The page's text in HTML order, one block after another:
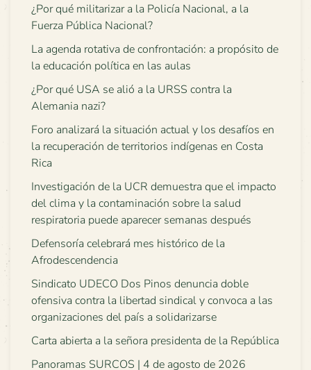
¿Por qué militarizar a la Policía Nacional, a la
Fuerza Pública Nacional?
La agenda rotativa de confrontación: a propósito de
la educación política en las aulas
¿Por qué USA se alió a la URSS contra la
Alemania nazi?
Foro analizará la situación actual y los desafíos en
la recuperación de territorios indígenas en Costa
Rica
Investigación de la UCR demuestra que el impacto
del clima y la contaminación sobre la salud
respiratoria puede aparecer semanas después
Defensoría celebrará mes histórico de la
Afrodescendencia
Sindicato UDECO Dos Pinos denuncia doble
ofensiva contra la libertad sindical y convoca a las
organizaciones del país a solidarizarse
Carta abierta a la señora presidenta de la República
Panoramas SURCOS | 4 de agosto de 2026